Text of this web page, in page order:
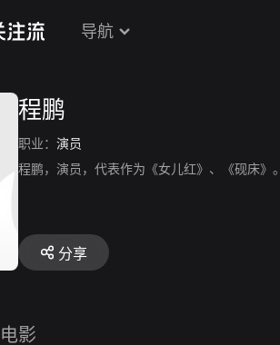
导航
程鹏
职业： 演员
程鹏，演员，代表作为《女儿红》、《砚床》
分享
电影